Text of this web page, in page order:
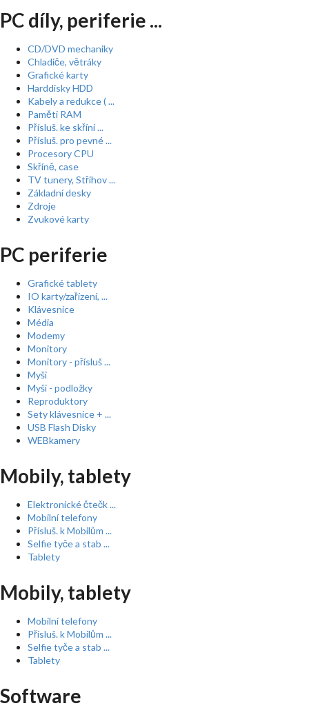
PC díly, periferie ...
CD/DVD mechaniky
Chladiče, větráky
Grafické karty
Harddisky HDD
Kabely a redukce ( ...
Paměti RAM
Přísluš. ke skříní ...
Přísluš. pro pevné ...
Procesory CPU
Skříně, case
TV tunery, Střihov ...
Základní desky
Zdroje
Zvukové karty
PC periferie
Grafické tablety
IO karty/zařízení, ...
Klávesnice
Média
Modemy
Monitory
Monitory - přísluš ...
Myši
Myši - podložky
Reproduktory
Sety klávesnice + ...
USB Flash Disky
WEBkamery
Mobily, tablety
Elektronické čtečk ...
Mobilní telefony
Přísluš. k Mobilům ...
Selfie tyče a stab ...
Tablety
Mobily, tablety
Mobilní telefony
Přísluš. k Mobilům ...
Selfie tyče a stab ...
Tablety
Software